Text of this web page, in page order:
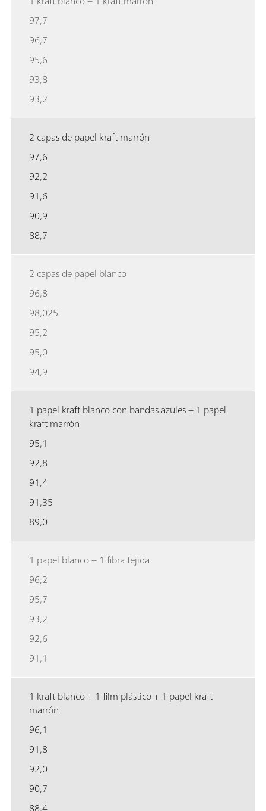
97,7
96,7
95,6
93,8
93,2
2 capas de papel kraft marrón
97,6
92,2
91,6
90,9
88,7
2 capas de papel blanco
96,8
98,025
95,2
95,0
94,9
1 papel kraft blanco con bandas azules + 1 papel
kraft marrón
95,1
92,8
91,4
91,35
89,0
1 papel blanco + 1 fibra tejida
96,2
95,7
93,2
92,6
91,1
1 kraft blanco + 1 film plástico + 1 papel kraft
marrón
96,1
91,8
92,0
90,7